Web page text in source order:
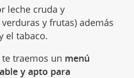
leche cruda y
y frutas) además
el tabaco.
traemos un menú
y apto para